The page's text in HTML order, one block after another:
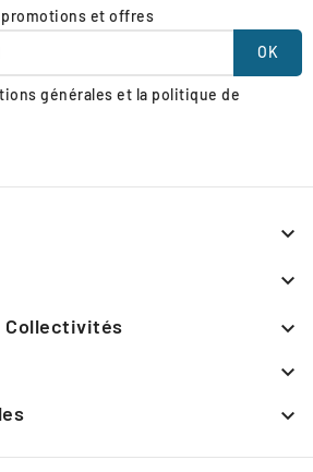
et offres
générales et la politique de


Collectivités 

